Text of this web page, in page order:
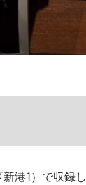
港1）で収録し